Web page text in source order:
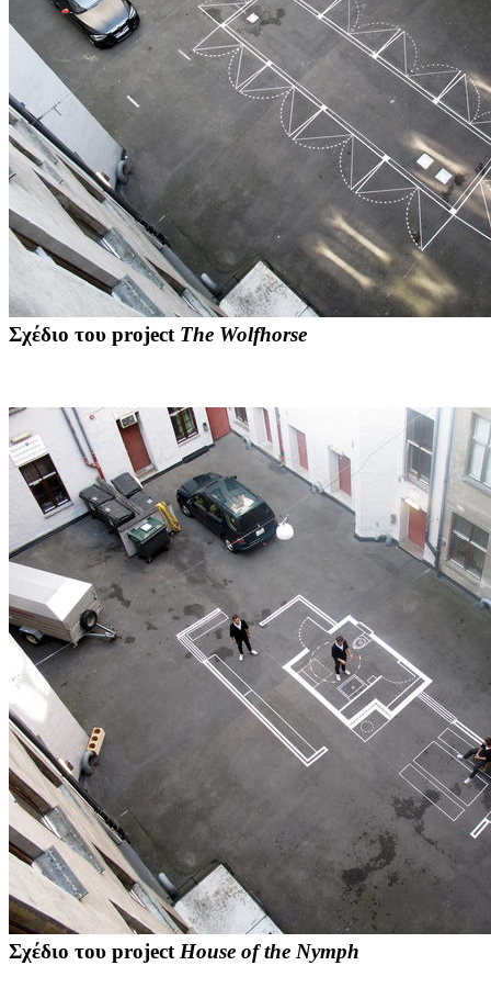
Σχέδιο του project The Wolfhorse
Σχέδιο του projectHouse of the Nymph